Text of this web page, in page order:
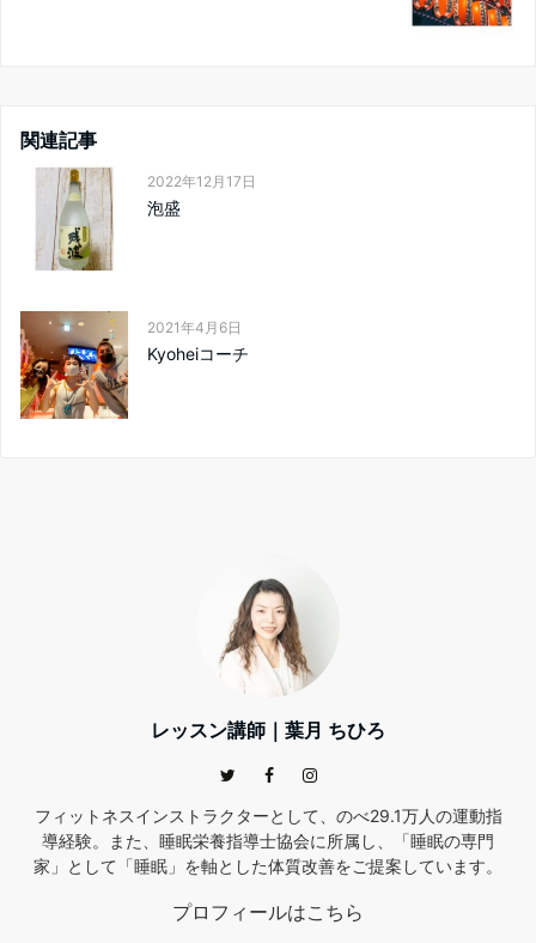
関連記事
2022年12月17日
泡盛
2021年4月6日
Kyoheiコーチ
レッスン講師｜葉月 ちひろ
フィットネスインストラクターとして、のべ29.1万人の運動指
導経験。また、睡眠栄養指導士協会に所属し、「睡眠の専門
家」として「睡眠」を軸とした体質改善をご提案しています。
プロフィールはこちら